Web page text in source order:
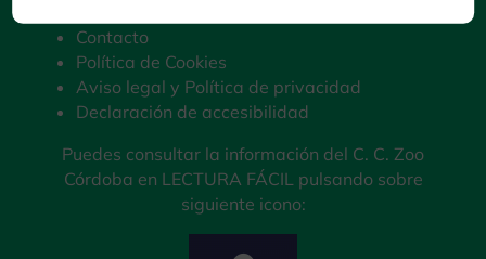
Contacto
Política de Cookies
Aviso legal y Política de privacidad
Declaración de accesibilidad
Puedes consultar la información del C. C. Zoo
Córdoba en LECTURA FÁCIL pulsando sobre
siguiente icono: